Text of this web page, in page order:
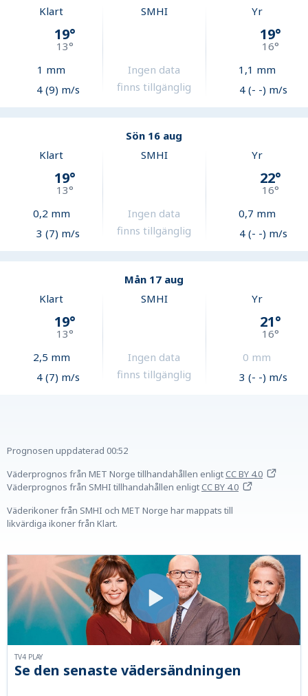
Klart
19°
13°
1 mm
4 (9) m/s
SMHI
Ingen data
finns tillgänglig
Yr
19°
16°
1,1 mm
4 (- -) m/s
Sön 16 aug
Klart
19°
13°
0,2 mm
3 (7) m/s
SMHI
Ingen data
finns tillgänglig
Yr
22°
16°
0,7 mm
4 (- -) m/s
Mån 17 aug
Klart
19°
13°
2,5 mm
4 (7) m/s
SMHI
Ingen data
finns tillgänglig
Yr
21°
16°
0 mm
3 (- -) m/s
Prognosen uppdaterad 00:52
Väderprognos från MET Norge tillhandahållen enligtCC BY 4.0
Väderprognos från SMHI tillhandahållen enligtCC BY 4.0
Väderikoner från SMHI och MET Norge har mappats till
likvärdiga ikoner från Klart.
Se den senaste vädersändningen
TV4 PLAY